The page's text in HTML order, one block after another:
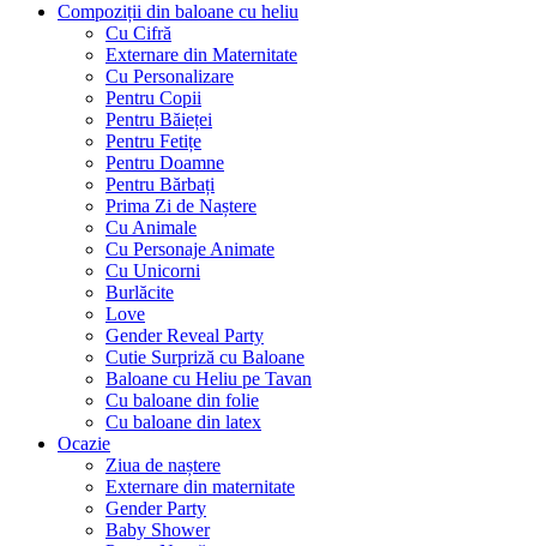
Compoziții din baloane cu heliu
Cu Cifră
Externare din Maternitate
Cu Personalizare
Pentru Copii
Pentru Băieței
Pentru Fetițe
Pentru Doamne
Pentru Bărbați
Prima Zi de Naștere
Cu Animale
Cu Personaje Animate
Cu Unicorni
Burlăcite
Love
Gender Reveal Party
Cutie Surpriză cu Baloane
Baloane cu Heliu pe Tavan
Cu baloane din folie
Cu baloane din latex
Ocazie
Ziua de naștere
Externare din maternitate
Gender Party
Baby Shower